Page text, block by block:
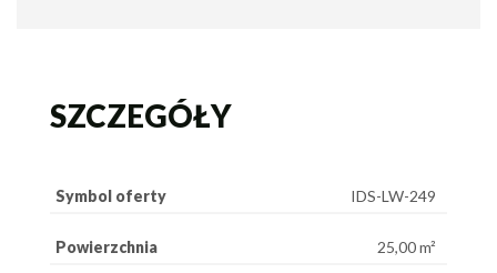
SZCZEGÓŁY
Symbol oferty IDS-LW-249
Powierzchnia 25,00 m²